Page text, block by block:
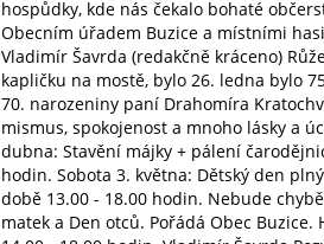
hospůdky, kde nás čekalo bohaté
Obecním úřadem Buzice a místními
Vladimír Šavrda (redakčně kráceno)
kapličku na mostě, bylo 26. ledna bylo
70. narozeniny paní Drahomíra
mismus, spokojenost a mnoho lásky a
dubna: Stavění májky + pálení
hodin. Sobota 3. května: Dětský den
době 13.00 - 18.00 hodin. Nebude
matek a Den otců. Pořádá Obec